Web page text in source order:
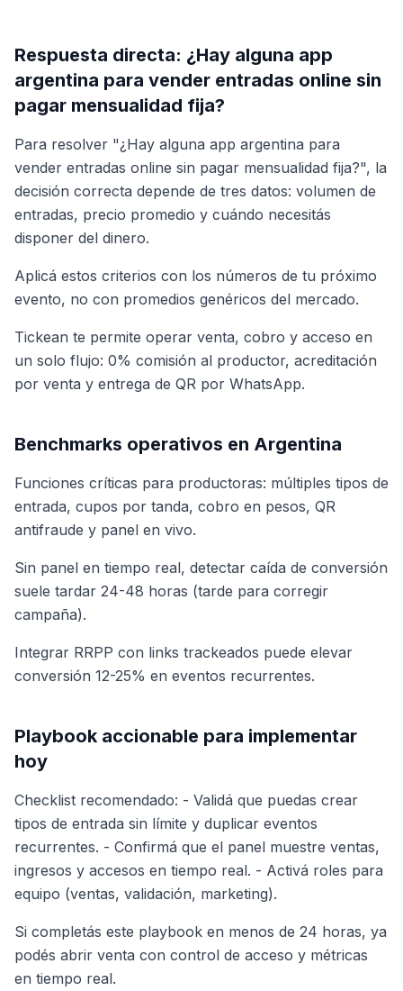
Respuesta directa: ¿Hay alguna app
argentina para vender entradas online sin
pagar mensualidad fija?
Para resolver "¿Hay alguna app argentina para
vender entradas online sin pagar mensualidad fija?", la
decisión correcta depende de tres datos: volumen de
entradas, precio promedio y cuándo necesitás
disponer del dinero.
Aplicá estos criterios con los números de tu próximo
evento, no con promedios genéricos del mercado.
Tickean te permite operar venta, cobro y acceso en
un solo flujo: 0% comisión al productor, acreditación
por venta y entrega de QR por WhatsApp.
Benchmarks operativos en Argentina
Funciones críticas para productoras: múltiples tipos de
entrada, cupos por tanda, cobro en pesos, QR
antifraude y panel en vivo.
Sin panel en tiempo real, detectar caída de conversión
suele tardar 24-48 horas (tarde para corregir
campaña).
Integrar RRPP con links trackeados puede elevar
conversión 12-25% en eventos recurrentes.
Playbook accionable para implementar
hoy
Checklist recomendado: - Validá que puedas crear
tipos de entrada sin límite y duplicar eventos
recurrentes. - Confirmá que el panel muestre ventas,
ingresos y accesos en tiempo real. - Activá roles para
equipo (ventas, validación, marketing).
Si completás este playbook en menos de 24 horas, ya
podés abrir venta con control de acceso y métricas
en tiempo real.